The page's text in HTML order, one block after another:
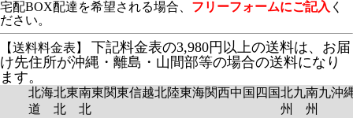
宅配BOX配達を希望される場合、 フリーフォームにご記入 く
ださい。
【送料料金表】
下記料金表の3,980円以上の送料は、お届
け先住所が沖縄・離島・山間部等の場合の送料になり
ます。
北海
道
北東
北
南東
北
関東信越北陸東海関西中国 四国北九
州
南九
州
沖